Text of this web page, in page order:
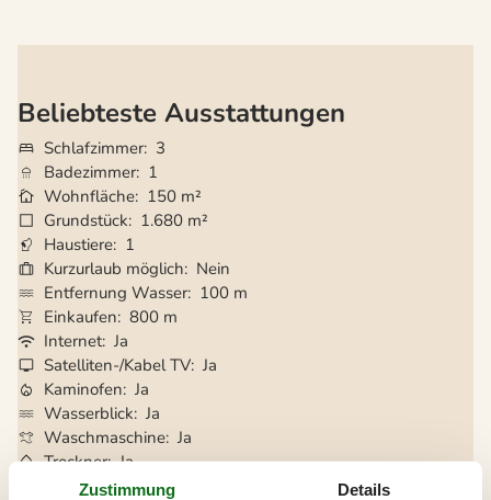
Beliebteste Ausstattungen
Schlafzimmer 3
Badezimmer 1
Wohnfläche 150 m²
Grundstück
1.680 m²
Haustiere 1
Kurzurlaub möglich
Nein
Entfernung Wasser 100 m
Einkaufen 800 m
Internet Ja
Satelliten-/Kabel TV Ja
Kaminofen Ja
Wasserblick Ja
Waschmaschine Ja
Trockner Ja
Geschirrspüler Ja
Zustimmung Details